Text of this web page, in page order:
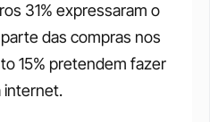
31% expressaram o
das compras nos
15% pretendem fazer
internet.